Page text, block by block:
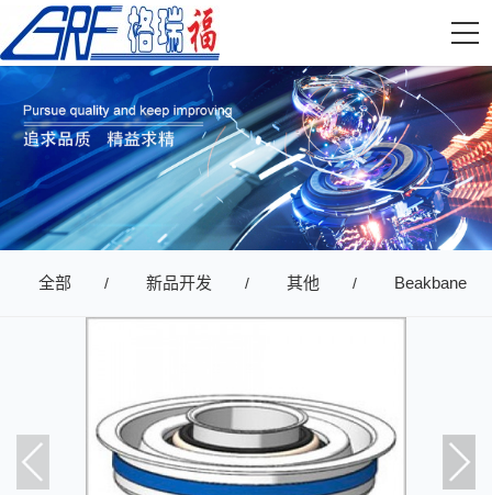
全部 / 新品开发 / 其他 / Beakbane